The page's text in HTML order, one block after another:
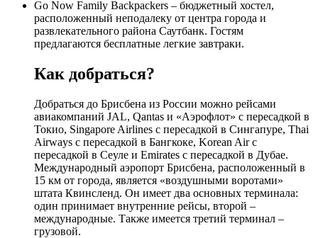
Go Now Family Backpackers – бюджетный хостел,
расположенный неподалеку от центра города и
развлекательного района Саутбанк. Гостям
предлагаются бесплатные легкие завтраки.
Как добраться?
Добраться до Брисбена из России можно рейсами
авиакомпаний JAL, Qantas и «Аэрофлот» с пересадкой в
Токио, Singapore Airlines с пересадкой в Сингапуре, Thai
Airways с пересадкой в Бангкоке, Korean Air с
пересадкой в Сеуле и Emirates с пересадкой в Дубае.
Международный аэропорт Брисбена, расположенный в
15 км от города, является «воздушными воротами»
штата Квинсленд. Он имеет два основных терминала:
один принимает внутренние рейсы, второй –
международные. Также имеется третий терминал –
грузовой.